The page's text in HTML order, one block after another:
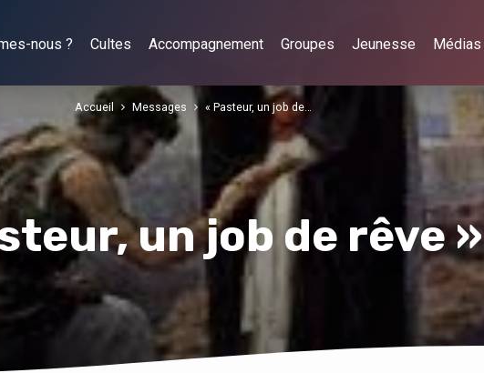
nous ? Cultes Accompagnement Groupes Jeunesse Médias
un job de rêve »
Accueil Messages « Pasteur, un job de…